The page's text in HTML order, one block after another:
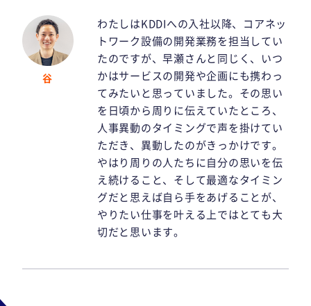
谷
わたしはKDDIへの入社以降、コアネッ
トワーク設備の開発業務を担当してい
たのですが、早瀬さんと同じく、いつ
かはサービスの開発や企画にも携わっ
てみたいと思っていました。その思い
を日頃から周りに伝えていたところ、
人事異動のタイミングで声を掛けてい
ただき、異動したのがきっかけです。
やはり周りの人たちに自分の思いを伝
え続けること、そして最適なタイミン
グだと思えば自ら手をあげることが、
やりたい仕事を叶える上ではとても大
切だと思います。